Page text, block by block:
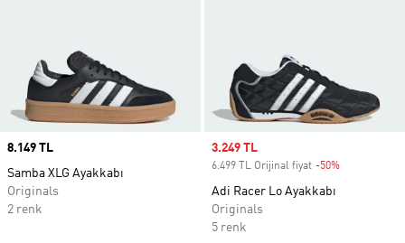
Price
8.149 TL
Samba XLG Ayakkabı
Originals
2 renk
Sale price
3.249 TL
6.499 TL Orijinal fiyat -50%
Adi Racer Lo Ayakkabı
Originals
5 renk